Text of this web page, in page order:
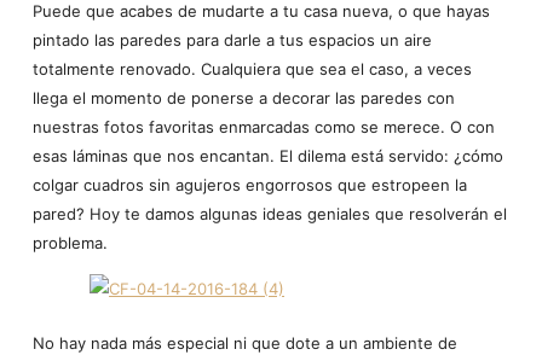
Puede que acabes de mudarte a tu casa nueva, o que hayas
pintado las paredes para darle a tus espacios un aire
totalmente renovado. Cualquiera que sea el caso, a veces
llega el momento de ponerse a decorar las paredes con
nuestras fotos favoritas enmarcadas como se merece. O con
esas láminas que nos encantan. El dilema está servido: ¿cómo
colgar cuadros sin agujeros engorrosos que estropeen la
pared? Hoy te damos algunas ideas geniales que resolverán el
problema.
No hay nada más especial ni que dote a un ambiente de